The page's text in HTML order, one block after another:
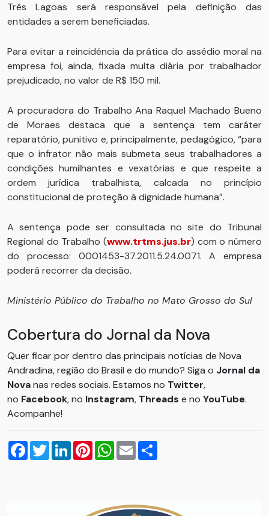
Três Lagoas será responsável pela definição das
entidades a serem beneficiadas.
Para evitar a reincidência da prática do assédio moral na
empresa foi, ainda, fixada multa diária por trabalhador
prejudicado, no valor de R$ 150 mil.
A procuradora do Trabalho Ana Raquel Machado Bueno
de Moraes destaca que a sentença tem caráter
reparatório, punitivo e, principalmente, pedagógico, “para
que o infrator não mais submeta seus trabalhadores a
condições humilhantes e vexatórias e que respeite a
ordem jurídica trabalhista, calcada no princípio
constitucional de proteção à dignidade humana”.
A sentença pode ser consultada no site do Tribunal
Regional do Trabalho (www.trtms.jus.br) com o número
do processo: 0001453-37.2011.5.24.0071. A empresa
poderá recorrer da decisão.
Ministério Público do Trabalho no Mato Grosso do Sul
Cobertura do Jornal da Nova
Quer ficar por dentro das principais notícias de Nova
Andradina, região do Brasil e do mundo? Siga o Jornal da
Novanas redes sociais. Estamos no Twitter,
no Facebook, no Instagram, Threads e no YouTube.
Acompanhe!
Facebook
TwitterLinkedInPinterestWhatsApp
Email